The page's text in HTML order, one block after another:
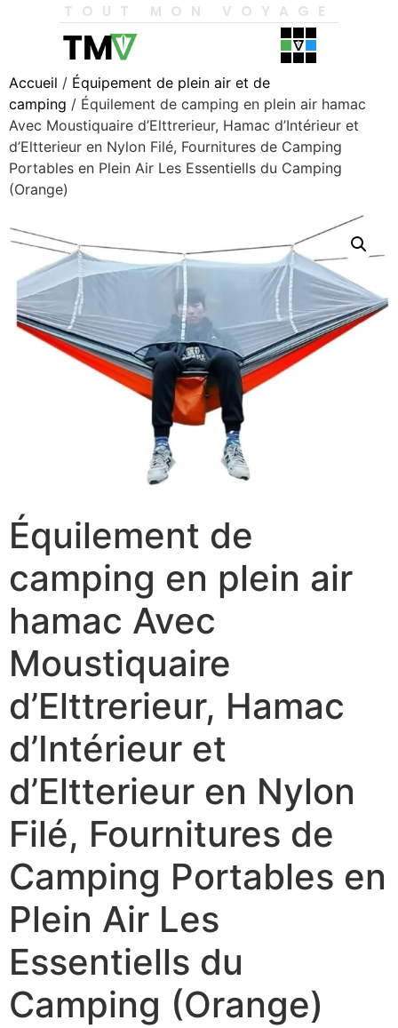
TOUT MON VOYAGE
Accueil / Équipement de plein air et de
camping / Équilement de camping en plein air hamac
Avec Moustiquaire d’Elttrerieur, Hamac d’Intérieur et
d’Eltterieur en Nylon Filé, Fournitures de Camping
Portables en Plein Air Les Essentiells du Camping
(Orange)
Équilement de
camping en plein air
hamac Avec
Moustiquaire
d’Elttrerieur, Hamac
d’Intérieur et
d’Eltterieur en Nylon
Filé, Fournitures de
Camping Portables en
Plein Air Les
Essentiells du
Camping (Orange)